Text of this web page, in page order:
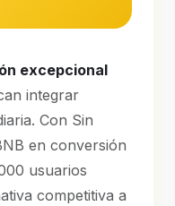
excepcional
integrar
Con Sin
en conversión
usuarios
competitiva a